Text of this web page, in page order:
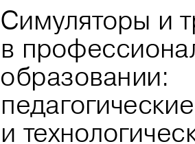
Симуляторы и
в
образовании:
педагогические
и